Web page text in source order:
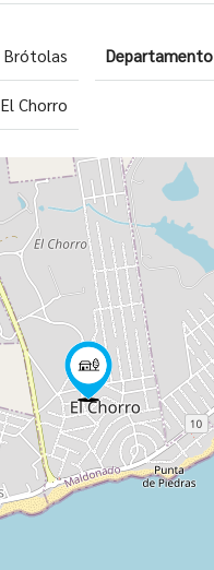
Brótolas
El Chorro
Departamento